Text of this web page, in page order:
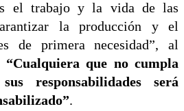
el trabajo y la vida de las
la producción y el
de primera necesidad”, al
“Cualquiera que no cumpla
responsabilidades será
.